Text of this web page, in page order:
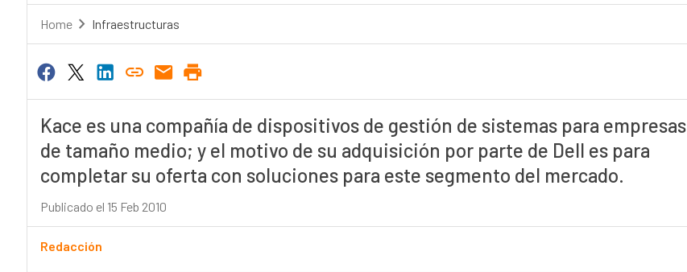
Home Infraestructuras
Kace es una compañía de dispositivos de gestión de sistemas para empresas
de tamaño medio; y el motivo de su adquisición por parte de Dell es para
completar su oferta con soluciones para este segmento del mercado.
Publicado el 15 Feb 2010
Redacción